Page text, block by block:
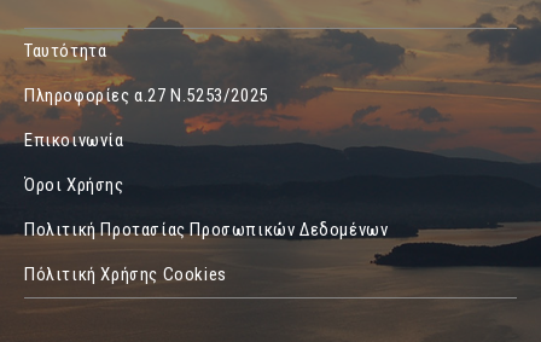
Ταυτότητα
Πληροφορίες α.27 Ν.5253/2025
Επικοινωνία
Όροι Χρήσης
Πολιτική Προτασίας Προσωπικών Δεδομένων
Πόλιτική Χρήσης Cookies